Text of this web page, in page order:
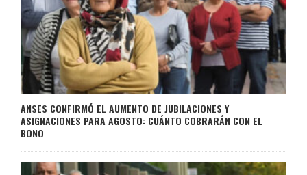
ANSES CONFIRMÓ EL AUMENTO DE JUBILACIONES Y
ASIGNACIONES PARA AGOSTO: CUÁNTO COBRARÁN CON EL
BONO